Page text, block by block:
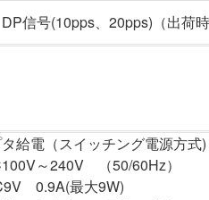
信号(10pps、20pps)（出荷
給電（スイッチング電源方式)
～240V （50/60Hz）
0.9A(最大9W)